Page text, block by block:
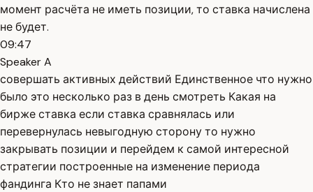
момент расчёта не иметь позиции, то ставка начислена
не будет.
09:47
Speaker A
совершать активных действий Единственное что нужно
было это несколько раз в день смотреть Какая на
бирже ставка если ставка сравнялась или
перевернулась невыгодную сторону то нужно
закрывать позиции и перейдем к самой интересной
стратегии построенные на изменение периода
фандинга Кто не знает папами